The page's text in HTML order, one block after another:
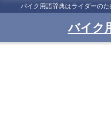
バイク用語辞典はライダーのた
バイク